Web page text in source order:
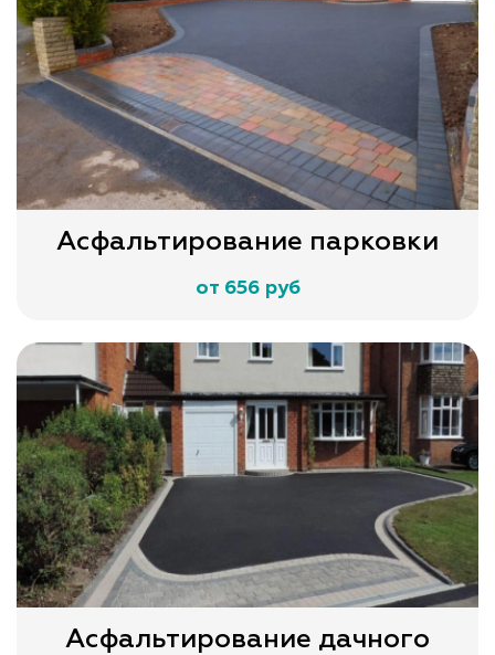
Асфальтирование парковки
от 656 руб
Асфальтирование дачного